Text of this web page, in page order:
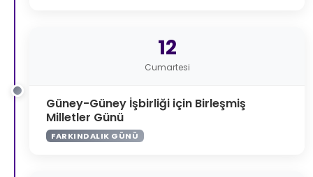
12
Cumartesi
Güney-Güney İşbirliği için Birleşmiş
Milletler Günü
FARKINDALIK GÜNÜ